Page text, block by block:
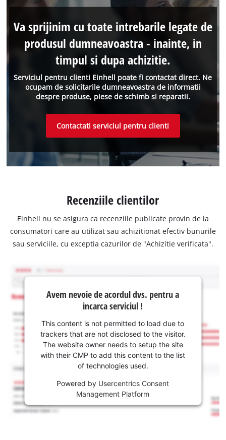
Serviciul pentru clienti Einhell poate fi contactat direct. Ne
ocupam de solicitarile dumneavoastra de informatii
despre produse, piese de schimb si reparatii.
Va sprijinim cu toate intrebarile legate de
produsul dumneavoastra - inainte, in
timpul si dupa achizitie.
Contactati serviciul pentru clienti
Recenziile clientilor
Einhell nu se asigura ca recenziile publicate provin de la
consumatori care au utilizat sau achizitionat efectiv bunurile
sau serviciile, cu exceptia cazurilor de "Achizitie verificata".
Avem nevoie de acordul dvs. pentru a
incarca serviciul !
This content is not permitted to load due to
trackers that are not disclosed to the visitor.
The website owner needs to setup the site
with their CMP to add this content to the list
of technologies used.
Powered by Usercentrics Consent
Management Platform